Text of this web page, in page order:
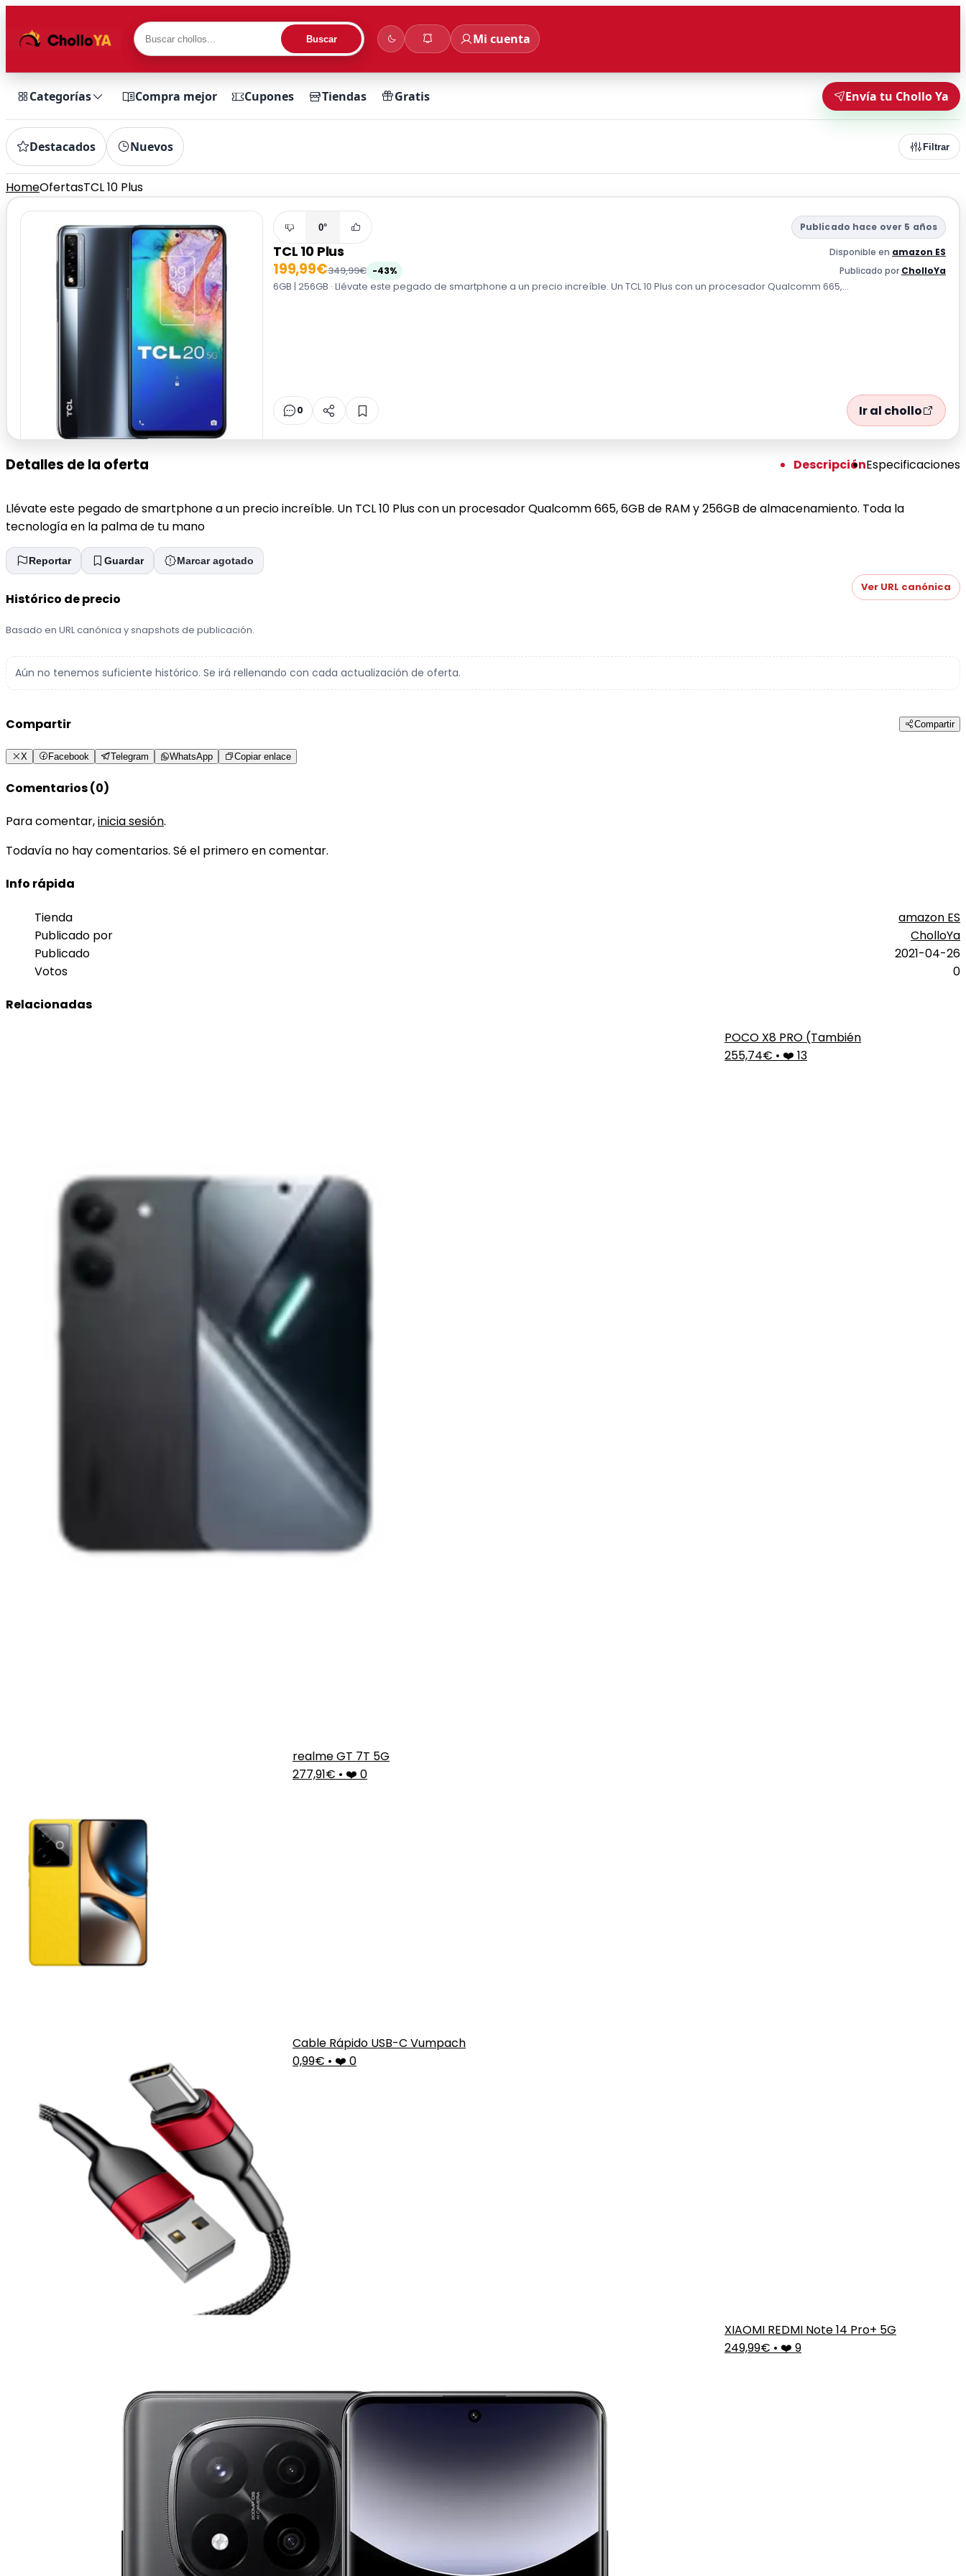
Buscar Mi cuenta
Categorías Compra mejor Cupones Tiendas Gratis Envía tu Chollo Ya
Destacados Nuevos Filtrar
HomeOfertasTCL 10 Plus
0° Publicado hace over 5 años
TCL 10 Plus Disponible en amazon ES
199,99€349,99€ -43% Publicado por CholloYa
6GB | 256GB · Llévate este pegado de smartphone a un precio increíble. Un TCL 10 Plus con un procesador Qualcomm 665,...
0 Ir al chollo
Detalles de la oferta DescripciónEspecificaciones
Llévate este pegado de smartphone a un precio increíble. Un TCL 10 Plus con un procesador Qualcomm 665, 6GB de RAM y 256GB de almacenamiento. Toda la
tecnología en la palma de tu mano
Reportar Guardar Marcar agotado
Histórico de precio
Basado en URL canónica y snapshots de publicación.
Ver URL canónica
Aún no tenemos suficiente histórico. Se irá rellenando con cada actualización de oferta.
Compartir Compartir
X Facebook Telegram WhatsApp Copiar enlace
Comentarios (0)
Para comentar,inicia sesión.
Todavía no hay comentarios. Sé el primero en comentar.
Info rápida
Tienda
amazon ES
Publicado por
CholloYa
Publicado
2021-04-26
Votos
0
Relacionadas
POCO X8 PRO (También
255,74€ • ❤️ 13
realme GT 7T 5G
277,91€ • ❤️ 0
Cable Rápido USB-C Vumpach
0,99€ • ❤️ 0
XIAOMI REDMI Note 14 Pro+ 5G
249,99€ • ❤️ 9